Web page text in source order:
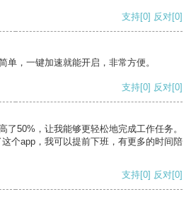
支持[0] 反对[0]
单，一键加速就能开启，非常方便。
支持[0] 反对[0]
了50%，让我能够更轻松地完成工作任务。
个app，我可以提前下班，有更多的时间陪
支持[0] 反对[0]